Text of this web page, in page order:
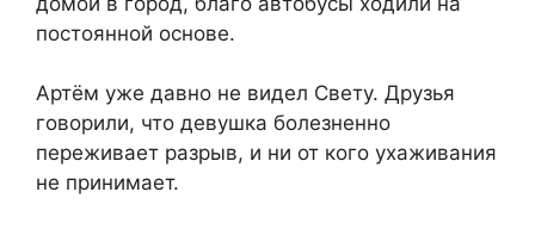
постоянной основе.
Артём уже давно не видел Свету. Друзья
говорили, что девушка болезненно
переживает разрыв, и ни от кого ухаживания
не принимает.